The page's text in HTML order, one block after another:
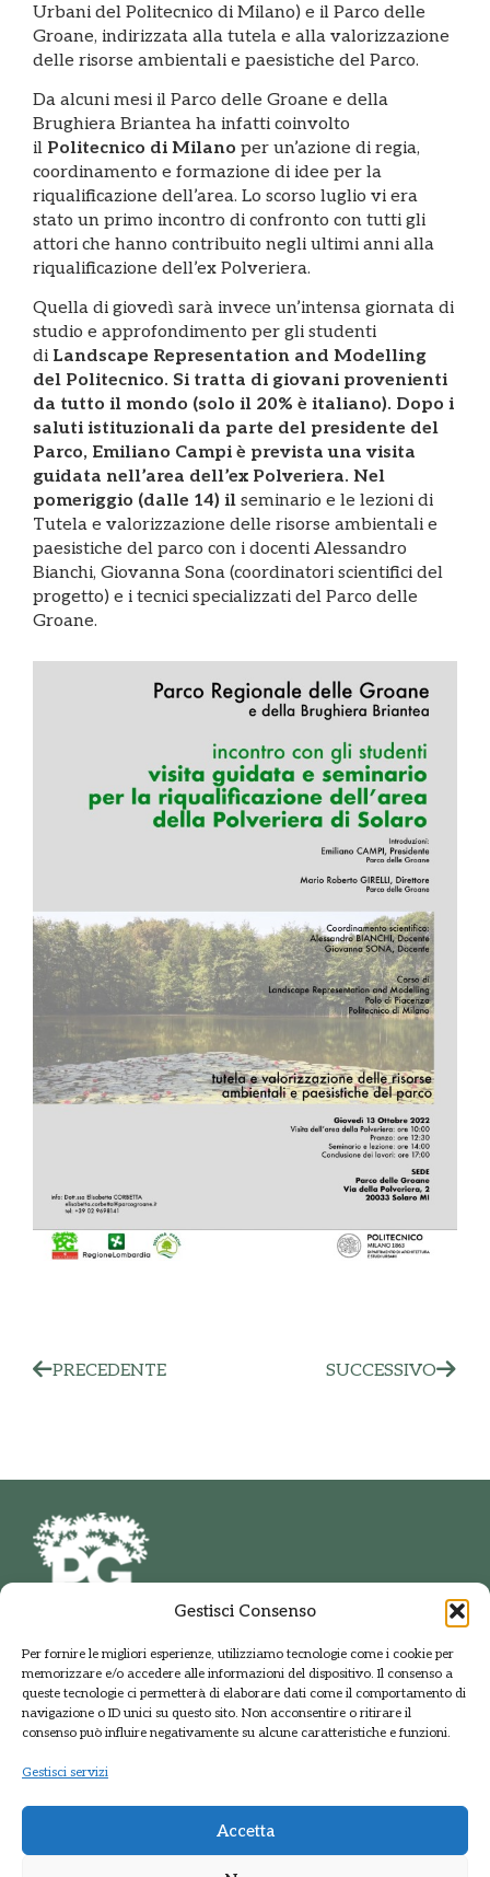
Gestisci Consenso
Per fornire le migliori esperienze, utilizziamo tecnologie come i cookie per
memorizzare e/o accedere alle informazioni del dispositivo. Il consenso a
queste tecnologie ci permetterà di elaborare dati come il comportamento di
navigazione o ID unici su questo sito. Non acconsentire o ritirare il
consenso può influire negativamente su alcune caratteristiche e funzioni.
Gestisci servizi
Accetta
Urbani del Politecnico di Milano) e il Parco delle
Groane, indirizzata alla tutela e alla valorizzazione
delle risorse ambientali e paesistiche del Parco.
Da alcuni mesi il Parco delle Groane e della
Brughiera Briantea ha infatti coinvolto
il Politecnico di Milano per un’azione di regia,
coordinamento e formazione di idee per la
riqualificazione dell’area. Lo scorso luglio vi era
stato un primo incontro di confronto con tutti gli
attori che hanno contribuito negli ultimi anni alla
riqualificazione dell’ex Polveriera.
Quella di giovedì sarà invece un’intensa giornata di
studio e approfondimento per gli studenti
di Landscape Representation and Modelling
del Politecnico. Si tratta di giovani provenienti
da tutto il mondo (solo il 20% è italiano). Dopo i
saluti istituzionali da parte del presidente del
Parco, Emiliano Campi è prevista una visita
guidata nell’area dell’ex Polveriera. Nel
pomeriggio (dalle 14) il seminario e le lezioni di
Tutela e valorizzazione delle risorse ambientali e
paesistiche del parco con i docenti Alessandro
Bianchi, Giovanna Sona (coordinatori scientifici del
progetto) e i tecnici specializzati del Parco delle
Groane.
PRECEDENTE SUCCESSIVO
PARCO DELLE GROANE
E DELLA BRUGHIERA BRIANTEA
Via della Polveriera, 2
20033 Solaro Milano
Tel.: +39 02 9698141
PEC: protocolloparcogroane@promopec.it
Regione Lombardia